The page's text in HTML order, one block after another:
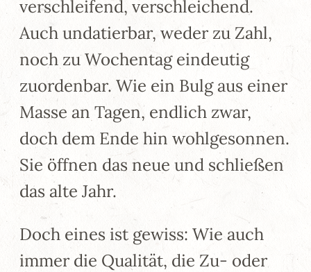
verschleifend, verschleichend.
Auch undatierbar, weder zu Zahl,
noch zu Wochentag eindeutig
zuordenbar. Wie ein Bulg aus einer
Masse an Tagen, endlich zwar,
doch dem Ende hin wohlgesonnen.
Sie öffnen das neue und schließen
das alte Jahr.
Doch eines ist gewiss: Wie auch
immer die Qualität, die Zu- oder